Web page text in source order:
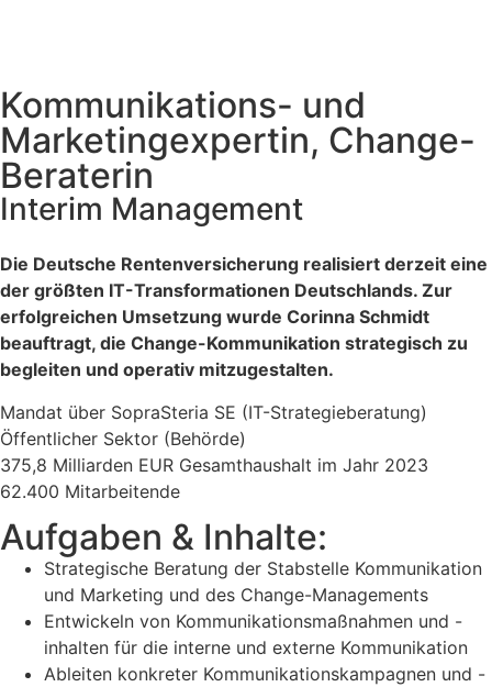
Kommunikations- und
Marketingexpertin, Change-
Beraterin
Interim Management
Die Deutsche Rentenversicherung realisiert derzeit eine
der größten IT-Transformationen Deutschlands. Zur
erfolgreichen Umsetzung wurde Corinna Schmidt
beauftragt, die Change-Kommunikation strategisch zu
begleiten und operativ mitzugestalten.
Mandat über SopraSteria SE (IT-Strategieberatung)
Öffentlicher Sektor (Behörde)
375,8 Milliarden EUR Gesamthaushalt im Jahr 2023
62.400 Mitarbeitende
Aufgaben & Inhalte:
Strategische Beratung der Stabstelle Kommunikation
und Marketing und des Change-Managements
Entwickeln von Kommunikationsmaßnahmen und -
inhalten für die interne und externe Kommunikation
Ableiten konkreter Kommunikationskampagnen und -